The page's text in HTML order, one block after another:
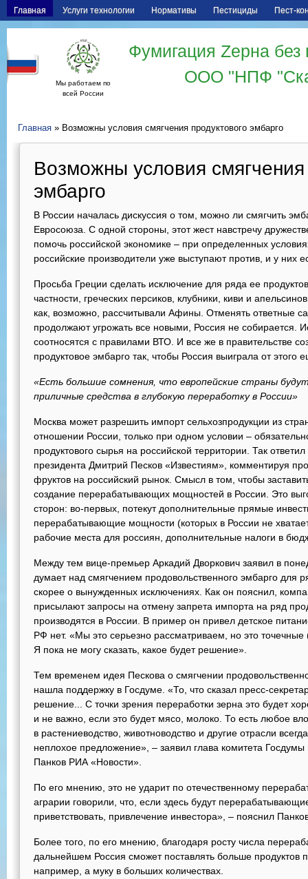
Главная Услуги технологии Нормативы Пестициды Пест-
Мы работаем по
всей России
Фумигация Zерна
ООО "НПФ
Главная » Возможны условия смягчения продуктового эмбарго
Возможны условия смягчения
эмбарго
В России началась дискуссия о том, можно ли смягчить
Евросоюза. С одной стороны, этот жест навстречу
помочь российской экономике – при определенных
российские производители уже выступают против, и у них
Просьба Греции сделать исключение для ряда ее
частности, греческих персиков, клубники, киви и
как, возможно, рассчитывали Афины. Отменять ответные
продолжают угрожать все новыми, Россия не собирается.
соотносятся с правилами ВТО. И все же в правительстве
продуктовое эмбарго так, чтобы Россия выиграла от этого
«Есть большие сомнения, что европейские страны
приличные средства в глубокую переработку в России»
Москва может разрешить импорт сельхозпродукции из
отношении России, только при одном условии –
продуктового сырья на российской территории. Так
президента Дмитрий Песков «Известиям», комментируя
фруктов на российский рынок. Смысл в том, чтобы
создание перерабатывающих мощностей в России. Это
сторон: во-первых, потекут дополнительные прямые
перерабатывающие мощности (которых в России не
рабочие места для россиян, дополнительные налоги в
Между тем вице-премьер Аркадий Дворкович заявил в
думает над смягчением продовольственного эмбарго для
скорее о вынужденных исключениях. Как он пояснил,
присылают запросы на отмену запрета импорта на ряд
производятся в России. В пример он привел детское
РФ нет. «Мы это серьезно рассматриваем, но это
Я пока не могу сказать, какое будет решение».
Тем временем идея Пескова о смягчении
нашла поддержку в Госдуме. «То, что сказал пресс-
решение... С точки зрения переработки зерна это будет
и не важно, если это будет мясо, молоко. То есть любое
в растениеводство, животноводство и другие отрасли
неплохое предложение», – заявил глава комитета
Панков РИА «Новости».
По его мнению, это не ударит по отечественному
аграрии говорили, что, если здесь будут
приветствовать, привлечение инвестора», – пояснил
Более того, по его мнению, благодаря росту числа
дальнейшем Россия сможет поставлять больше продуктов
например, а муку в больших количествах.